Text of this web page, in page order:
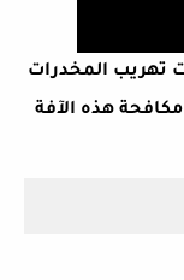
تهريب المخدرات
هذه الآفة